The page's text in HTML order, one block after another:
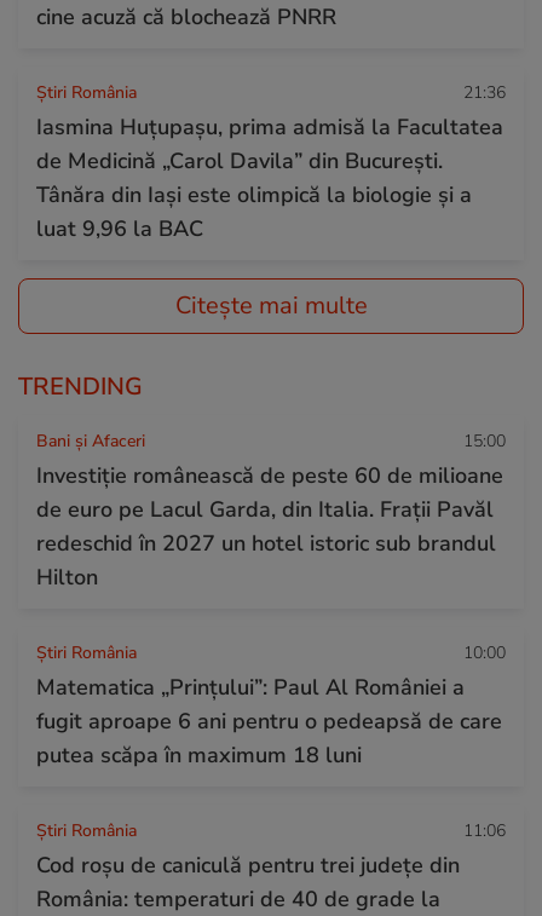
cine acuză că blochează PNRR
Știri România 21:36
Iasmina Huțupașu, prima admisă la Facultatea
de Medicină „Carol Davila” din București.
Tânăra din Iași este olimpică la biologie și a
luat 9,96 la BAC
Citește mai multe
TRENDING
Bani și Afaceri 15:00
Investiție românească de peste 60 de milioane
de euro pe Lacul Garda, din Italia. Frații Pavăl
redeschid în 2027 un hotel istoric sub brandul
Hilton
Știri România 10:00
Matematica „Prințului”: Paul Al României a
fugit aproape 6 ani pentru o pedeapsă de care
putea scăpa în maximum 18 luni
Știri România 11:06
Cod roșu de caniculă pentru trei județe din
România: temperaturi de 40 de grade la